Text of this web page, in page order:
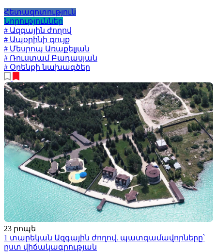
Հետազոտություն
Նորություններ
# Ազգային ժողով
# Ապօրինի գույք
# Մեսրոպ Առաքելյան
# Ռուստամ Բադասյան
# Օրենքի նախագծեր
23 րոպե
1 տարեկան Ազգային ժողով. պատգամավորները՝
ըստ վիճակագրության